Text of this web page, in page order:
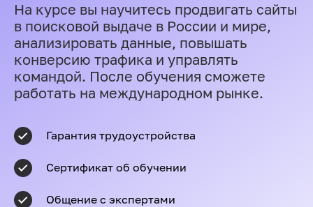
На курсе вы научитесь продвигать сайты
в поисковой выдаче в России и мире,
анализировать данные, повышать
конверсию трафика и управлять
командой. После обучения сможете
работать на международном рынке.
Гарантия трудоустройства
Сертификат об обучении
Общение с экспертами